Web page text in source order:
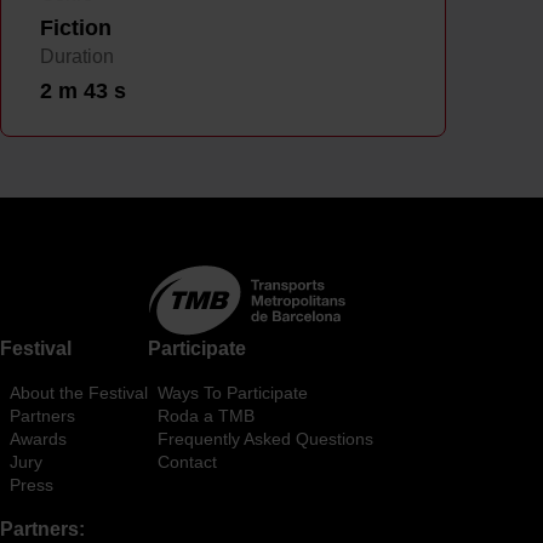
En cualquier momento de la navegación en esta web,
podrás modificar tu selección de cookies seleccionando
la opción “Gestor de cookies”, que encontrarás en el
menú de la parte inferior de la web.
Fiction
Duration
2 m 43 s
Festival
About the Festival
Partners
Awards
Jury
Press
Participate
Ways To Participate
Roda a TMB
Frequently Asked Questions
Contact
Partners: